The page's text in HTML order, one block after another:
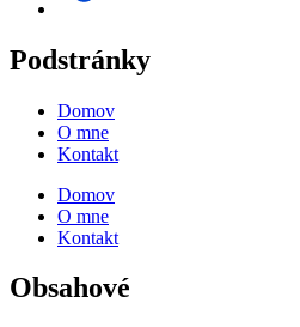
Podstránky
Domov
O mne
Kontakt
Domov
O mne
Kontakt
Obsahové